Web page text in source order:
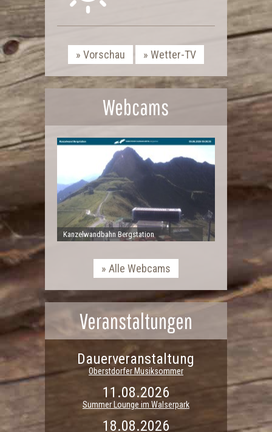
Vorschau Wetter-TV
Webcams
Kanzelwandbahn Bergstation
Alle Webcams
Veranstaltungen
Dauerveranstaltung
Oberstdorfer Musiksommer
11.08.2026
Summer Lounge im Walserpark
18.08.2026